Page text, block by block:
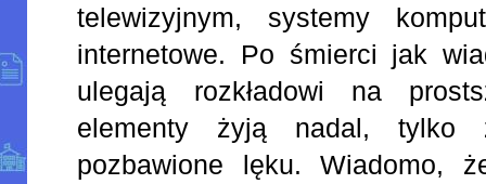
telewizyjnym, systemy
internetowe. Po śmierci jak
ulegają rozkładowi na
elementy żyją nadal,
pozbawione lęku. Wiadomo,